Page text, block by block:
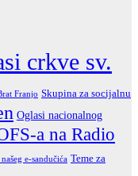
crkve sv.
Franjo Skupina za socijalnu
Oglasi nacionalnog
a na Radio
e-sandučića Teme za